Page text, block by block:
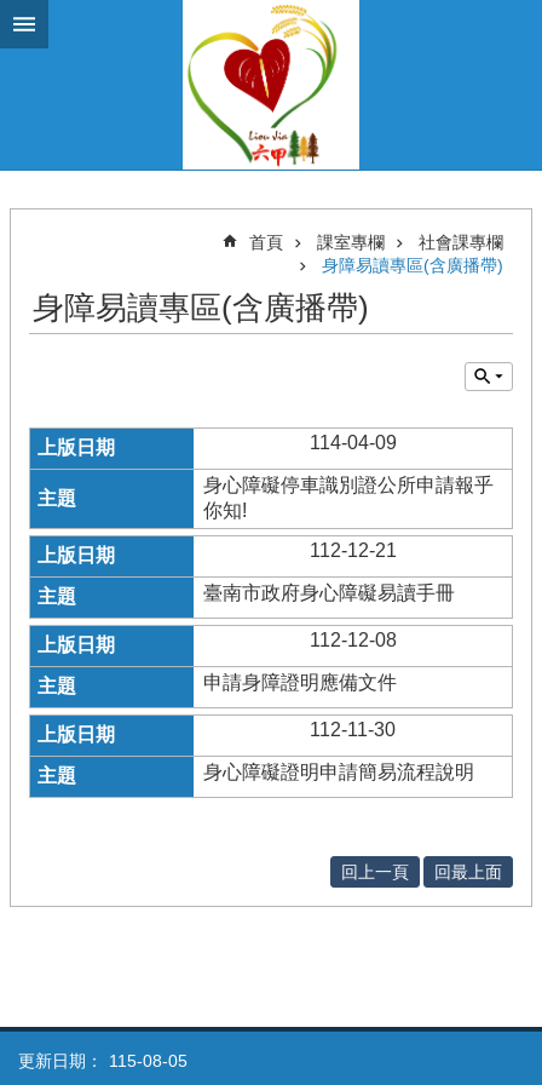
跳到主要內容區塊
首頁 課室專欄
社會課專欄
身障易讀專區(含廣播帶)
身障易讀專區(含廣播帶)
114-04-09
身心障礙停車識別證公所申請報乎
你知!
112-12-21
臺南市政府身心障礙易讀手冊
112-12-08
申請身障證明應備文件
112-11-30
身心障礙證明申請簡易流程說明
回上一頁 回最上面
更新日期：
115-08-05